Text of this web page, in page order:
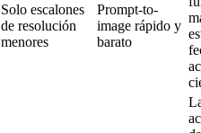
Solo escalones
de resolución
menores
Prompt-to-
image rápido y
barato